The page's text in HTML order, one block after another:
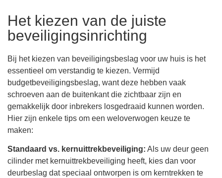
Het kiezen van de juiste
beveiligingsinrichting
Bij het kiezen van beveiligingsbeslag voor uw huis is het
essentieel om verstandig te kiezen. Vermijd
budgetbeveiligingsbeslag, want deze hebben vaak
schroeven aan de buitenkant die zichtbaar zijn en
gemakkelijk door inbrekers losgedraaid kunnen worden.
Hier zijn enkele tips om een weloverwogen keuze te
maken:
Standaard vs. kernuittrekbeveiliging: Als uw deur geen
cilinder met kernuittrekbeveiliging heeft, kies dan voor
deurbeslag dat speciaal ontworpen is om kerntrekken te